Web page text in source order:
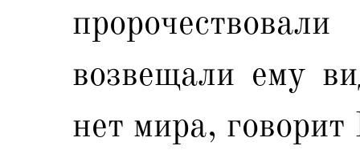
возвещали ему
нет мира,